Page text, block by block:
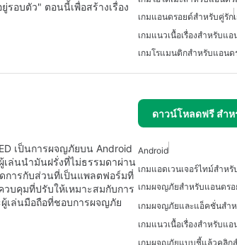
อบตัว" ตอนนี้เพื่อสร้างเรื่อง
เกมแอนดรอยด์สำหรับคู่รัก
เกมแนวเนื้อเรื่องสำหรับแ
เกมโรแมนติกสำหรับแอนด
ดาวน์โหลดฟรี สำ
เป็นการผจญภัยบน Android
ล่นนำมันฝรั่งที่ไม่ธรรมดาผ่าน
การกับส่วนที่เป็นแพลตฟอร์มที่
บคุมที่ปรับให้เหมาะสมกับการ
เล่นมือถือที่ชอบการผจญภัย
Android
เกมแอดเวนเจอร์ไทม์สำห
เกมผจญภัยสำหรับแอนดรอ
เกมผจญภัยและแอ็คชั่นสำ
เกมแนวเนื้อเรื่องสำหรับแ